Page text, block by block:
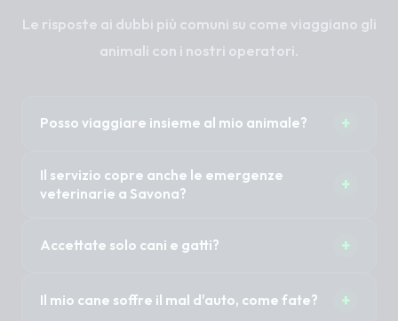
Le risposte ai dubbi più comuni su come viaggiano gli
animali con i nostri operatori.
Posso viaggiare insieme al mio animale? +
possono accompagnare il proprio animale
prenotazione per organizzare i posti a sedere.
Il servizio copre anche le emergenze
veterinarie a Savona?
+
abbiamo sirene mediche). Tuttavia, previa
certamente trasportare in modo rapido e sicuro
Accettate solo cani e gatti? +
anche animali esotici, conigli, roditori o uccelli.
Il mio cane soffre il mal d'auto, come fate? +